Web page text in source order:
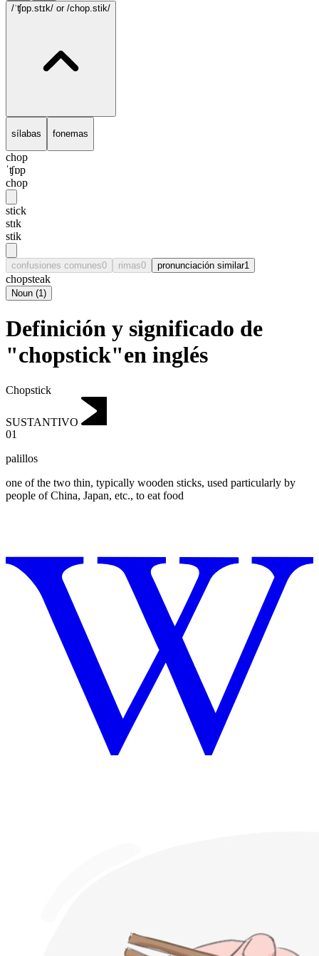
/ˈʧɒp.stɪk/ or /chop.stik/
sílabas fonemas
chop
ˈʧɒp
chop
stick
stɪk
stik
confusiones comunes0 rimas0 pronunciación similar1
chopsteak
Noun (1)
Definición y significado de
"chopstick"en inglés
Chopstick
SUSTANTIVO
01
palillos
one of the two thin, typically wooden sticks, used particularly by
people of China, Japan, etc., to eat food